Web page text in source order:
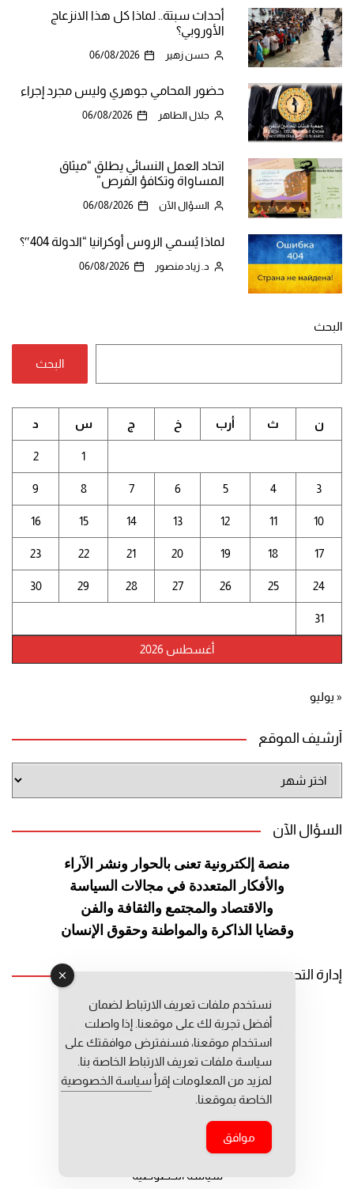
أحداث سبتة.. لماذا كل هذا الانزعاج
الأوروبي؟
حسن زهير 06/08/2026
حضور المحامي جوهري وليس مجرد إجراء
جلال الطاهر 06/08/2026
اتحاد العمل النسائي يطلق “ميثاق
المساواة وتكافؤ الفرص”
السؤال الآن 06/08/2026
لماذا يُسمي الروس أوكرانيا “الدولة 404″؟
د. زياد منصور 06/08/2026
البحث
البحث
أغسطس 2026
ن ث أرب خ ج س د
1
2
3
4
5
6
7
8
9
10
11
12
13
14
15
16
17
18
19
20
21
22
23
24
25
26
27
28
29
30
31
« يوليو
أرشيف الموقع
الموقع
السؤال الآن
منصة إلكترونية تعنى بالحوار ونشر الآراء
والأفكار المتعددة في مجالات السياسة
والاقتصاد والمجتمع والثقافة والفن
وقضايا الذاكرة والمواطنة وحقوق الإنسان
إدارة التحرير
رئيس التحرير: عبد الرحيم التوراني
رئيس التحرير المساعد: المعطي قبال
مديرة التحرير: فاطمة حوحو
جميع حقوق النشر محفوظة © 2026
سياسة الخصوصية
نستخدم ملفات تعريف الارتباط لضمان
أفضل تجربة لك على موقعنا. إذا واصلت
استخدام موقعنا، فسنفترض موافقتك على
سياسة ملفات تعريف الارتباط الخاصة بنا.
لمزيد من المعلومات إقرأ سياسة الخصوصية
الخاصة بموقعنا.
موافق